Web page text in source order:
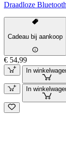
Draadloze
Cadeau bij aankoop
€ 54,99
In
In